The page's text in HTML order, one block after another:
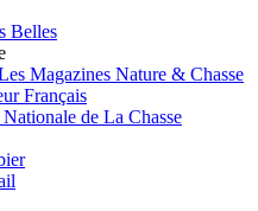
Belles
Magazines Nature & Chasse
Français
de La Chasse